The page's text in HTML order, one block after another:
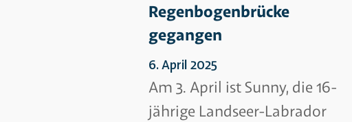
Regenbogenbrücke
gegangen
6. April 2025
Am 3. April ist Sunny, die 16-
jährige Landseer-Labrador